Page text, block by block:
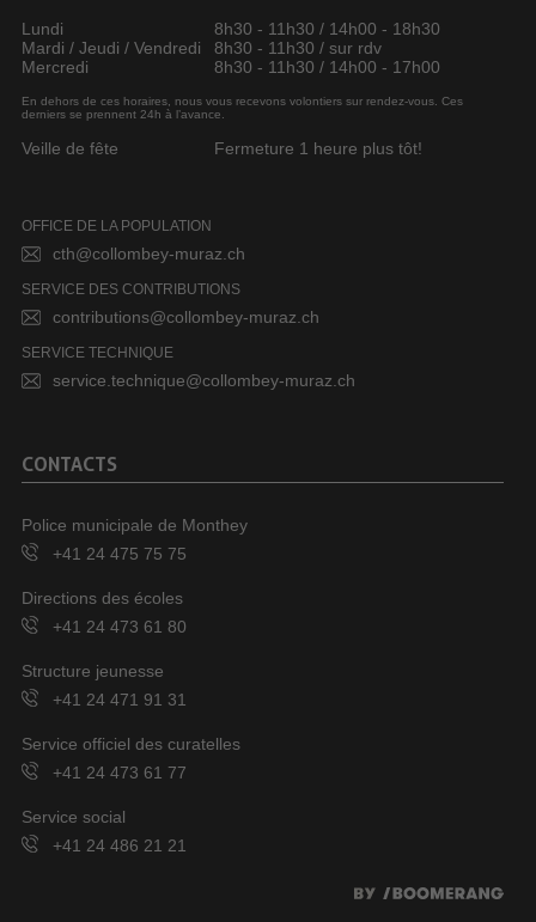
Lundi
8h30 - 11h30 / 14h00 - 18h30
Mardi / Jeudi / Vendredi
8h30 - 11h30 / sur rdv
Mercredi
8h30 - 11h30 / 14h00 - 17h00
En dehors de ces horaires, nous vous recevons volontiers sur rendez-vous. Ces
derniers se prennent 24h à l’avance.
Veille de fête Fermeture 1 heure plus tôt!
OFFICE DE LA POPULATION
cth@collombey-muraz.ch
SERVICE DES CONTRIBUTIONS
contributions@collombey-muraz.ch
SERVICE TECHNIQUE
service.technique@collombey-muraz.ch
CONTACTS
Police municipale de Monthey
+41 24 475 75 75
Directions des écoles
+41 24 473 61 80
Structure jeunesse
+41 24 471 91 31
Service officiel des curatelles
+41 24 473 61 77
Service social
+41 24 486 21 21